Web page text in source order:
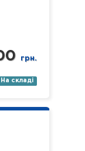
грн.
На складі